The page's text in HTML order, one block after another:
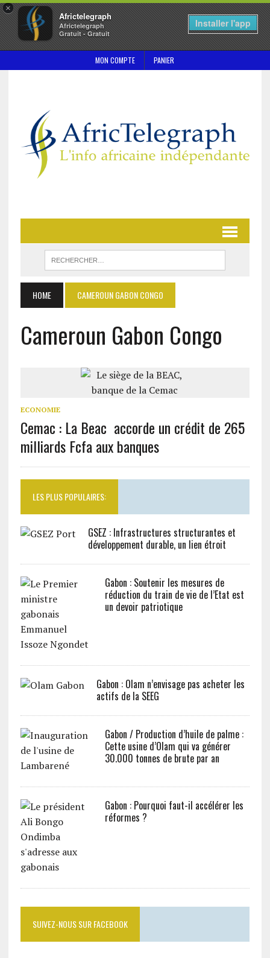
×
Africtelegraph
Africtelegraph
Gratuit - Gratuit
Installer l'app
MON COMPTE PANIER
HOME CAMEROUN GABON CONGO
Cameroun Gabon Congo
ECONOMIE
Cemac : La Beac accorde un crédit de 265
milliards Fcfa aux banques
LES PLUS POPULAIRES:
GSEZ : Infrastructures structurantes et
développement durable, un lien étroit
Gabon : Soutenir les mesures de
réduction du train de vie de l’Etat est
un devoir patriotique
Gabon : Olam n’envisage pas acheter les
actifs de la SEEG
Gabon / Production d’huile de palme :
Cette usine d’Olam qui va générer
30.000 tonnes de brute par an
Gabon : Pourquoi faut-il accélérer les
réformes ?
SUIVEZ-NOUS SUR FACEBOOK